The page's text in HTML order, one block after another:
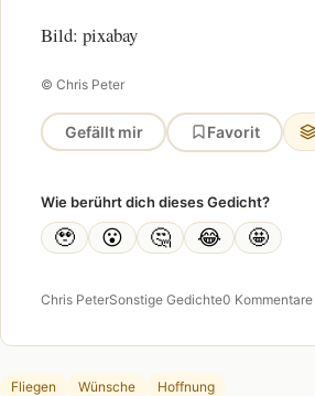
Bild: pixabay
© Chris Peter
Gefällt mir Favorit
Wie berührt dich dieses Gedicht?
🥹 😮 🤔 😂 🤩
Chris PeterSonstige Gedichte0 Kommentare
Fliegen Wünsche Hoffnung